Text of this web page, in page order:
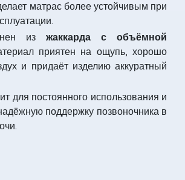
матрас более устойчивым при
из жаккарда с объёмной
приятен на ощупь, хорошо
и придаёт изделию аккуратный
для постоянного использования и
поддержку позвоночника в